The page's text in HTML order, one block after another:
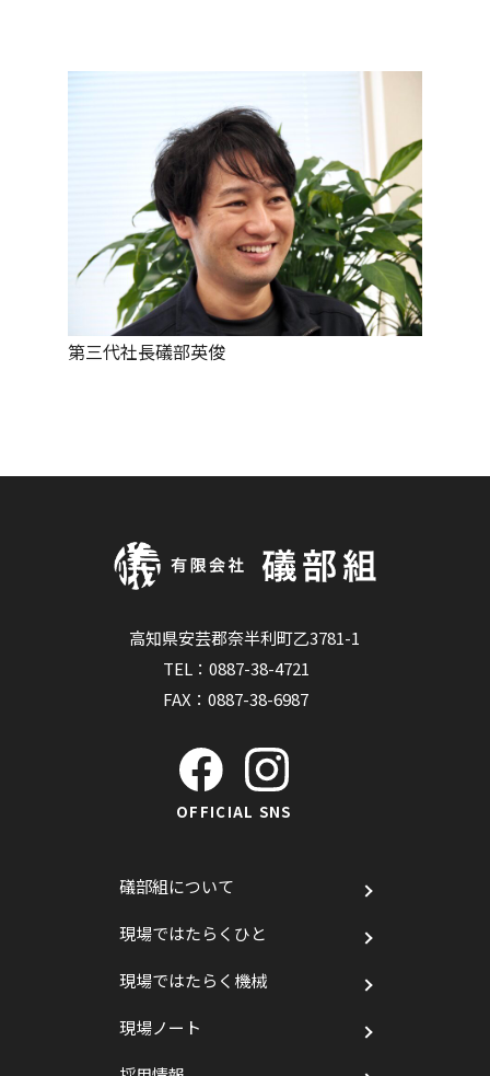
第三代社長礒部英俊
高知県安芸郡奈半利町乙3781-1
TEL：0887-38-4721
FAX：0887-38-6987
OFFICIAL SNS
礒部組について
現場ではたらくひと
現場ではたらく機械
現場ノート